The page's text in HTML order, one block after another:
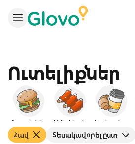
Ուտելիքներ
Բուրգերներ Ամերիկյան Նախաճաշ
Հավ Տեսակավորել ըստ